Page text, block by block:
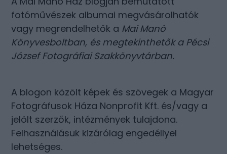
fotóművészek albumai megvásárolhatók
vagy megrendelhetők a Mai Manó
Könyvesboltban, és megtekinthetők a Pécsi
József Fotográfiai Szakkönyvtárban.
A blogon közölt képek és szövegek a Magyar
Fotográfusok Háza Nonprofit Kft. és/vagy a
jelölt szerzők, intézmények tulajdona.
Felhasználásuk kizárólag engedéllyel
lehetséges.